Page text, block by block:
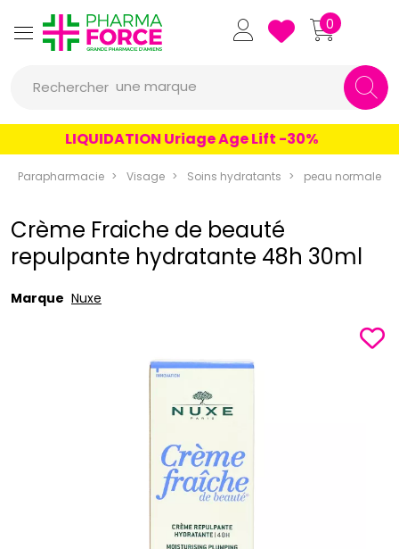
Pharmaforce Grande Pharmacie
0
Rechercher
un produit
une marque
LIQUIDATION Uriage Age Lift -30%
Parapharmacie Visage Soins hydratants peau normale
Crème Fraiche de beauté
repulpante hydratante 48h 30ml
Marque Nuxe